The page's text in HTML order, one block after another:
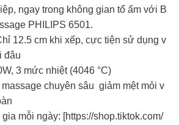
ngay trong không gian tổ ấm với B
PHILIPS 6501.
12.5 cm khi xếp, cực tiện sử dụng v
đâu
3 mức nhiệt (4046 °C)
chuyên sâu giảm mệt mỏi v
mỗi ngày: [https://shop.tiktok.com/